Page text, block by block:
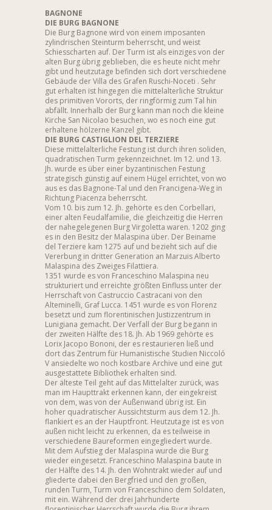
BAGNONE
DIE BURG BAGNONE
Die Burg Bagnone wird von einem imposanten
zylindrischen Steinturm beherrscht, und weist
Schiesscharten auf. Der Turm ist als einziges von der
alten Burg übrig geblieben, die es heute nicht mehr
gibt und heutzutage befinden sich dort verschiedene
Gebäude der Villa des Grafen Ruschi-Noceti . Sehr
gut erhalten ist hingegen die mittelalterliche Struktur
des primitiven Vororts, der ringförmig zum Tal hin
abfällt. Innerhalb der Burg kann man noch die kleine
Kirche San Nicolao besuchen, wo es noch eine gut
erhaltene hölzerne Kanzel gibt.
DIE BURG CASTIGLION DEL TERZIERE
Diese mittelalterliche Festung ist durch ihren soliden,
quadratischen Turm gekennzeichnet. Im 12. und 13.
Jh. wurde es über einer byzantinischen Festung
strategisch günstig auf einem Hügel errichtet, von wo
aus es das Bagnone-Tal und den Francigena-Weg in
Richtung Piacenza beherrscht.
Vom 10. bis zum 12. Jh. gehörte es den Corbellari,
einer alten Feudalfamilie, die gleichzeitig die Herren
der nahegelegenen Burg Virgoletta waren. 1202 ging
es in den Besitz der Malaspina über. Der Beiname
del Terziere kam 1275 auf und bezieht sich auf die
Vererbung in dritter Generation an Marzuis Alberto
Malaspina des Zweiges Filattiera.
1351 wurde es von Franceschino Malaspina neu
strukturiert und erreichte größten Einfluss unter der
Herrschaft von Castruccio Castracani von den
Alteminelli, Graf Lucca. 1451 wurde es von Florenz
besetzt und zum florentinischen Justizzentrum in
Lunigiana gemacht. Der Verfall der Burg begann in
der zweiten Hälfte des 18. Jh. Ab 1969 gehörte es
Lorix Jacopo Bononi, der es restaurieren ließ und
dort das Zentrum für Humanistische Studien Niccoló
V ansiedelte wo noch kostbare Archive und eine gut
ausgestattete Bibliothek erhalten sind.
Der älteste Teil geht auf das Mittelalter zurück, was
man im Haupttrakt erkennen kann, der eingekreist
von dem, was von der Außenwand übrig ist. Ein
hoher quadratischer Aussichtsturm aus dem 12. Jh.
flankiert es an der Hauptfront. Heutzutage ist es von
außen nicht leicht zu erkennen, da es teilweise in
verschiedene Baureformen eingegliedert wurde.
Mit dem Aufstieg der Malaspina wurde die Burg
wieder eingesetzt. Franceschino Malaspina baute in
der Hälfte des 14. Jh. den Wohntrakt wieder auf und
gliederte dabei den Bergfried und den großen,
runden Turm, Turm von Franceschino dem Soldaten,
mit ein. Während der drei Jahrhunderte